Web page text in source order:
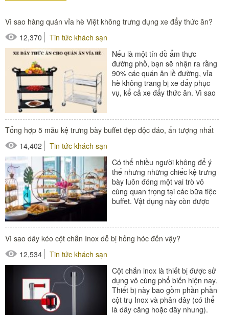
Vì sao hàng quán vỉa hè Việt không trưng dụng xe đẩy thức ăn?
12,370
Tin tức khách sạn
Nếu là một tín đồ ẩm thực
đường phồ, bạn sẽ nhận ra rằng
90% các quán ăn lề đường, vỉa
hè không trang bị xe đẩy phục
vụ, kể cả xe đẩy thức ăn. Vì sao
#xe đẩy thức ăn
Tổng hợp 5 mẫu kệ trưng bày buffet đẹp độc đáo, ấn tượng nhất
14,402
Tin tức khách sạn
Có thể nhiều người không để ý
thế nhưng những chiếc kệ trưng
bày luôn đóng một vai trò vô
cùng quan trọng tại các bữa tiệc
buffet. Vật dụng này còn được
#thiết bị nhà hàng - bếp
Vì sao dây kéo cột chắn Inox dễ bị hỏng hóc đến vậy?
12,534
Tin tức khách sạn
Cột chắn inox là thiết bị được sử
dụng vô cùng phổ biến hiện nay.
Thiết bị này bao gồm phần phần
cột trụ Inox và phân dây (có thể
là dây căng hoặc dây nhung).